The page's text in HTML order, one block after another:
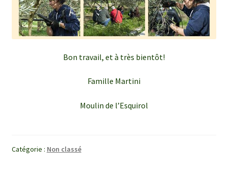
Bon travail, et à très bientôt!
Famille Martini
Moulin de l’Esquirol
Catégorie : Non classé